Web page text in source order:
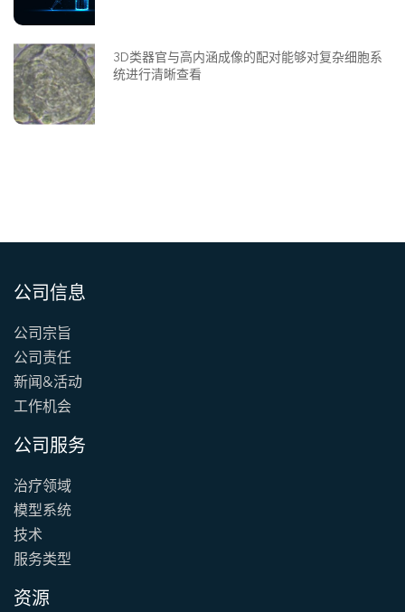
3D类器官与高内涵成像的配对能够对复杂细胞系
统进行清晰查看
公司信息
公司宗旨
公司责任
新闻&活动
工作机会
公司服务
治疗领域
模型系统
技术
服务类型
资源